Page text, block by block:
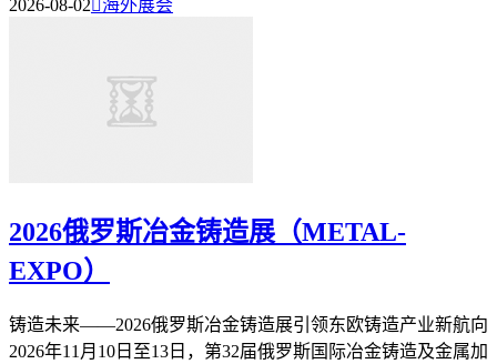
2026-08-02海外展会
2026俄罗斯冶金铸造展（METAL-
EXPO）
铸造未来——2026俄罗斯冶金铸造展引领东欧铸造产业新航向
2026年11月10日至13日，第32届俄罗斯国际冶金铸造及金属加